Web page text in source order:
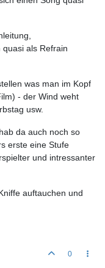
als Refrain
was man im Kopf
- der Wind weht
usw.
da auch noch so
erste eine Stufe
und intressanter
auftauchen und
0